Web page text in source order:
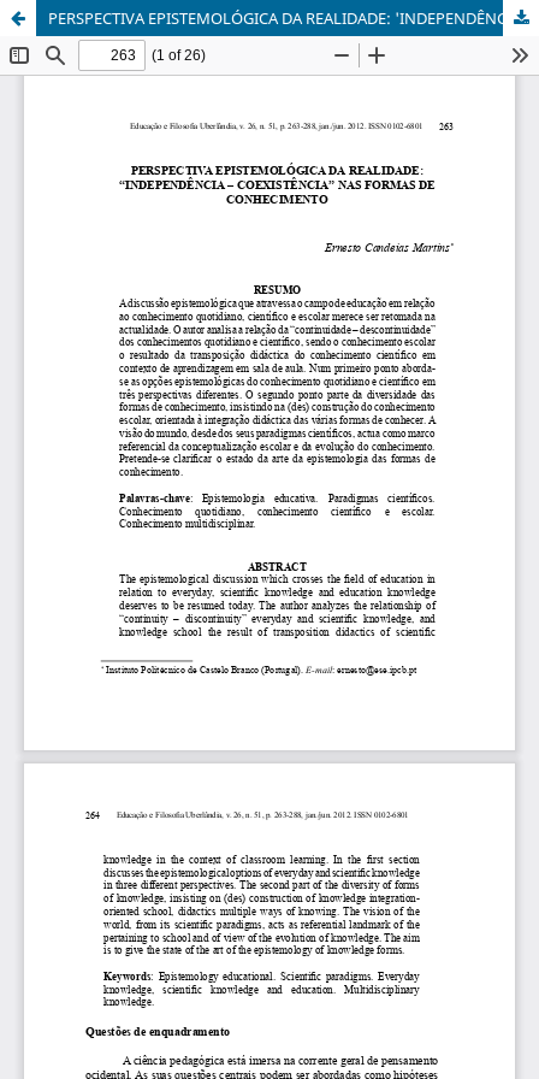
PERSPECTIVA EPISTEMOLÓGICA DA REALIDADE: 'INDEPENDÊNCIA - COEXISTÊNCIA' NAS FORMAS DE CONHECIMENTO